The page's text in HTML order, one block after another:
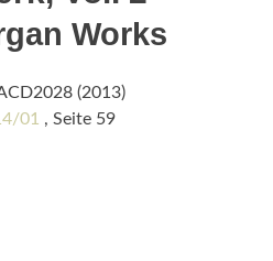
Works
(2013)
01 , Seite 59